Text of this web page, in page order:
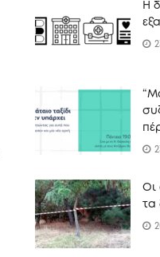
Η
Οι
τα